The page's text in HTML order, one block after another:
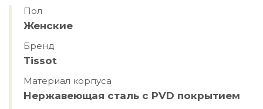
Пол
Женские
Бренд
Tissot
Материал корпуса
Нержавеющая сталь с PVD покрытием